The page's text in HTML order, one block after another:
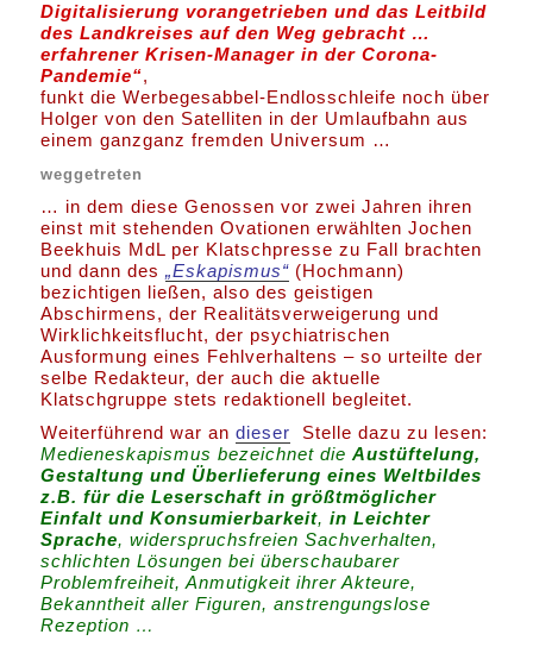
Digitalisierung vorangetrieben und das Leitbild
des Landkreises auf den Weg gebracht …
erfahrener Krisen-Manager in der Corona-
Pandemie“,
funkt die Werbegesabbel-Endlosschleife noch über
Holger von den Satelliten in der Umlaufbahn aus
einem ganzganz fremden Universum …
weggetreten
… in dem diese Genossen vor zwei Jahren ihren
einst mit stehenden Ovationen erwählten Jochen
Beekhuis MdL per Klatschpresse zu Fall brachten
und dann des„Eskapismus“ (Hochmann)
bezichtigen ließen, also des geistigen
Abschirmens, der Realitätsverweigerung und
Wirklichkeitsflucht, der psychiatrischen
Ausformung eines Fehlverhaltens – so urteilte der
selbe Redakteur, der auch die aktuelle
Klatschgruppe stets redaktionell begleitet.
Weiterführend war andieser Stelle dazu zu lesen:
Medieneskapismus bezeichnet dieAustüftelung,
Gestaltung und Überlieferung eines Weltbildes
z.B. für die Leserschaft in größtmöglicher
Einfalt und Konsumierbarkeit, in Leichter
Sprache, widerspruchsfreien Sachverhalten,
schlichten Lösungen bei überschaubarer
Problemfreiheit, Anmutigkeit ihrer Akteure,
Bekanntheit aller Figuren, anstrengungslose
Rezeption …